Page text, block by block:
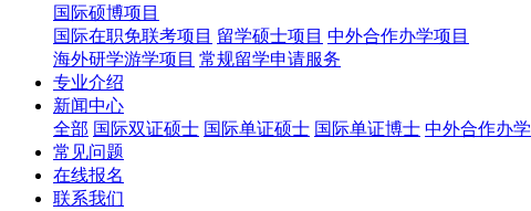
国际硕博项目
国际在职免联考项目 留学硕士项目 中外合作办学项目
海外研学游学项目 常规留学申请服务
专业介绍
新闻中心
全部 国际双证硕士 国际单证硕士 国际单证博士 中外合作办学
常见问题
在线报名
联系我们